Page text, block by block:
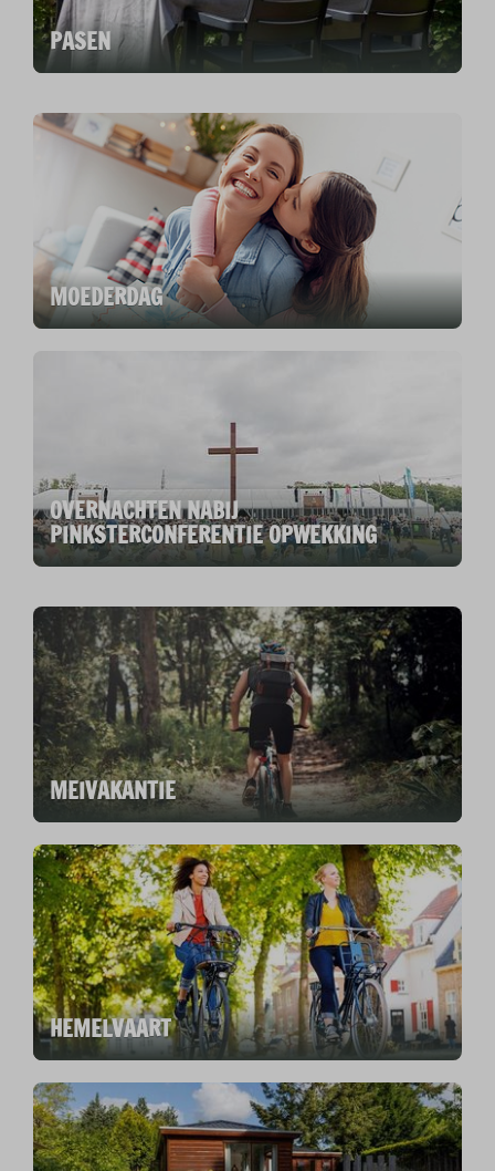
PASEN
MOEDERDAG
OVERNACHTEN NABIJ
PINKSTERCONFERENTIE OPWEKKING
MEIVAKANTIE
HEMELVAART